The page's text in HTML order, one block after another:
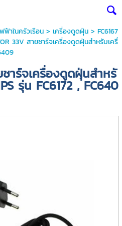
าในครัวเรือน> เครื่องดูดฝุ่น> FC6167
33V สายชาร์จเครื่องดูดฝุ่นสำหรับเครื่
าร์จเครื่องดูดฝุ่นสำหรั
รุ่น FC6172 , FC640